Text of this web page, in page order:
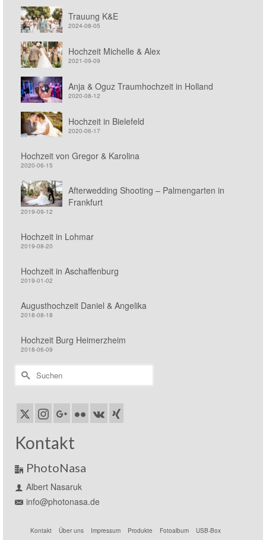
Trauung K&E
2024-08-05
Hochzeit Michelle & Alex
2021-09-09
Anja & Oguz Traumhochzeit in Holland
2020-08-12
Hochzeit in Bielefeld
2020-06-17
Hochzeit von Gregor & Karolina
2020-06-15
Afterwedding Shooting – Palmengarten in
Frankfurt
2019-09-12
Hochzeit in Lohmar
2019-08-20
Hochzeit in Aschaffenburg
2019-01-02
Augusthochzeit Daniel & Angelika
2018-08-18
Hochzeit Burg Heimerzheim
2018-06-09
Suchen
nach:
Kontakt
PhotoNasa
Albert Nasaruk
info@photonasa.de
Kontakt Über uns Impressum Produkte Fotoalbum USB-Box